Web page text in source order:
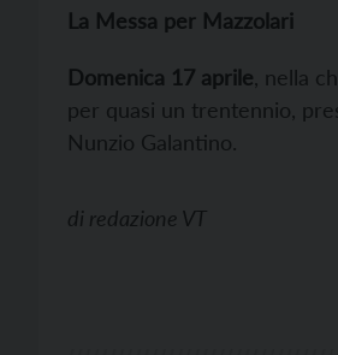
La Messa per Mazzolari
Domenica 17 aprile , nella
per quasi un trentennio,
Nunzio Galantino.
di redazione VT